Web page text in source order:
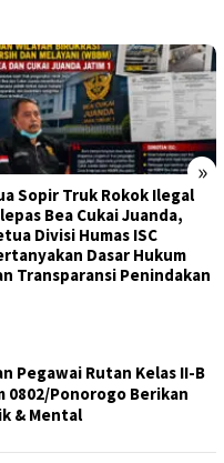
»
Sopir Truk Rokok Ilegal
Bea Cukai Juanda,
Divisi Humas ISC
Dasar Hukum
Transparansi Penindakan
Pegawai Rutan Kelas II-B
0802/Ponorogo Berikan
& Mental